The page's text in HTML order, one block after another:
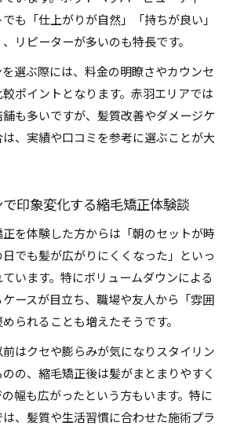
納得の縮毛矯正ボリュームダウン術
も「仕上がりが自然」「持ちが良い」
リピーターが多いのも特長です。
選ぶ際には、料金の明瞭さやカウンセ
ポイントとなります。赤羽エリアでは
も多いですが、髪質改善やダメージケ
、実績や口コミを参考に選ぶことが大
印象変化する縮毛矯正体験談
を体験した方からは「朝のセットが時
でも髪が広がりにくくなった」といっ
います。特にボリュームダウンによる
ースが目立ち、職場や友人から「雰囲
られることも増えたそうです。
はクセや膨らみが気になりスタイリン
の、縮毛矯正後は髪がまとまりやすく
幅も広がったという方もいます。特に
、髪質や生活習慣に合わせた施術プラ